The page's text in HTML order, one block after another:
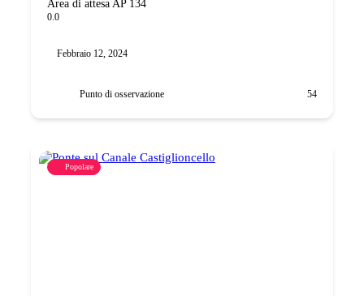
Area di attesa AP 134
0.0
Febbraio 12, 2024
Punto di osservazione 54
Popolare